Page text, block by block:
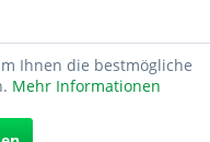
Ihnen die bestmögliche
Mehr Informationen